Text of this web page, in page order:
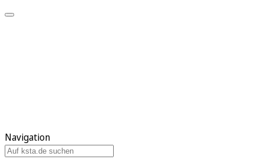
Navigation